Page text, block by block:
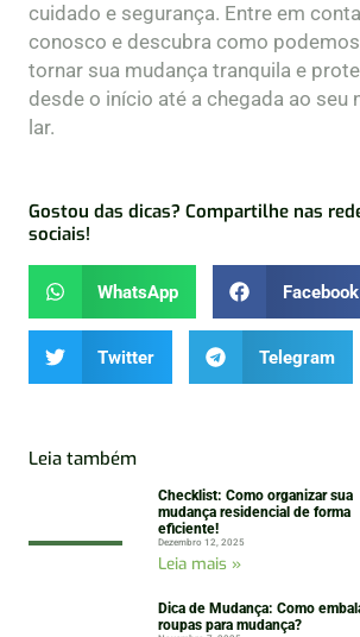
cuidado e segurança. Entre em
conosco e descubra como podemos
tornar sua mudança tranquila e
desde o início até a chegada ao seu
lar.
Gostou das dicas? Compartilhe nas
sociais!
WhatsApp Facebook
Twitter Telegram
Leia também
Checklist: Como organizar sua
mudança residencial de forma
eficiente!
Dezembro 12, 2025
Leia mais »
Dica de Mudança: Como
roupas para mudança?